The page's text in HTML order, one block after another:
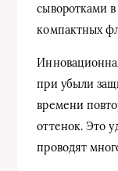
сыворотками
компактных
при убыли
времени
оттенок. Это
проводят